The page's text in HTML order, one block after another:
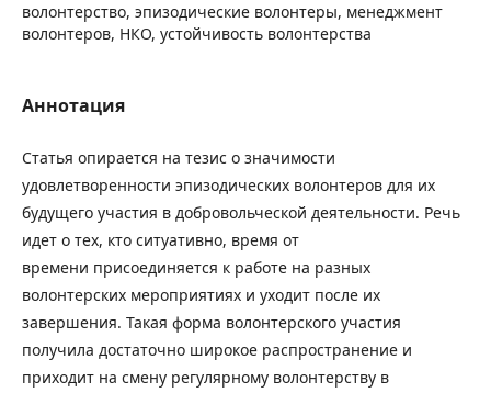
волонтерство, эпизодические волонтеры, менеджмент
волонтеров, НКО, устойчивость волонтерства
Аннотация
Статья опирается на тезис о значимости
удовлетворенности эпизодических волонтеров для их
будущего участия в добровольческой деятельности. Речь
идет о тех, кто ситуативно, время от
времени присоединяется к работе на разных
волонтерских мероприятиях и уходит после их
завершения. Такая форма волонтерского участия
получила достаточно широкое распространение и
приходит на смену регулярному волонтерству в